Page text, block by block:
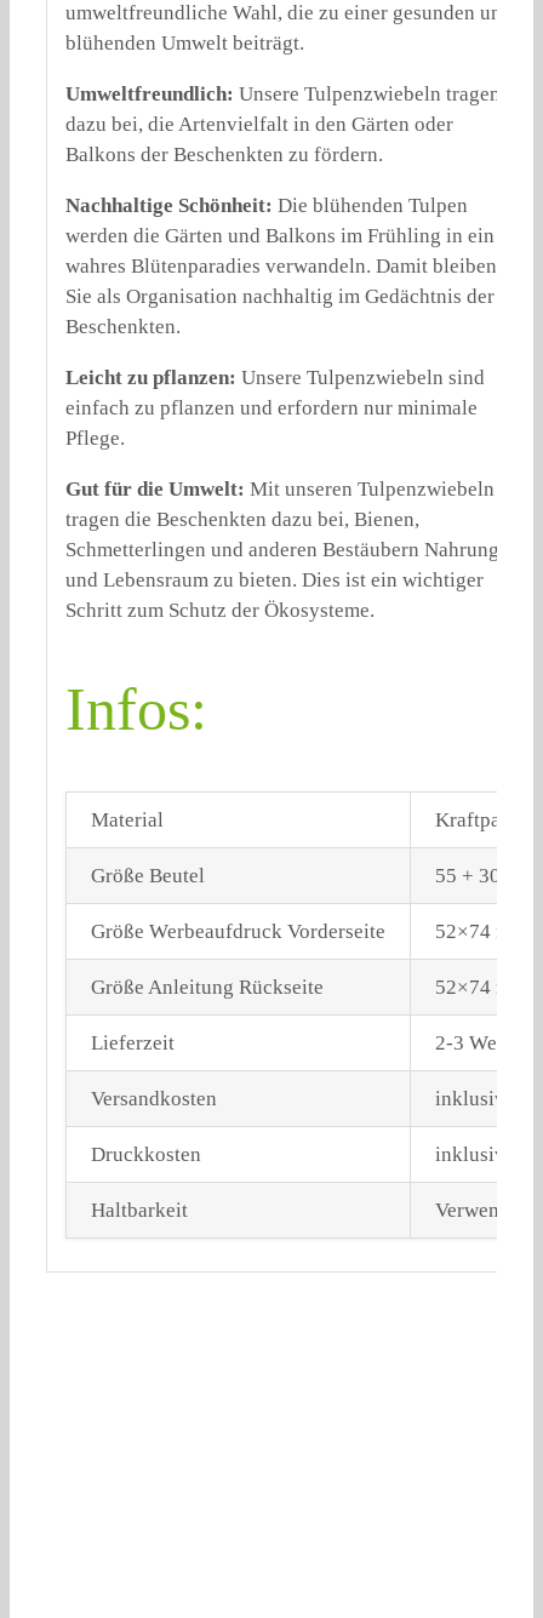
umweltfreundliche Wahl, die zu einer gesunden und
blühenden Umwelt beiträgt.
Umweltfreundlich: Unsere Tulpenzwiebeln tragen
dazu bei, die Artenvielfalt in den Gärten oder
Balkons der Beschenkten zu fördern.
Nachhaltige Schönheit: Die blühenden Tulpen
werden die Gärten und Balkons im Frühling in ein
wahres Blütenparadies verwandeln. Damit bleiben
Sie als Organisation nachhaltig im Gedächtnis der
Beschenkten.
Leicht zu pflanzen: Unsere Tulpenzwiebeln sind
einfach zu pflanzen und erfordern nur minimale
Pflege.
Gut für die Umwelt: Mit unseren Tulpenzwiebeln
tragen die Beschenkten dazu bei, Bienen,
Schmetterlingen und anderen Bestäubern Nahrung
und Lebensraum zu bieten. Dies ist ein wichtiger
Schritt zum Schutz der Ökosysteme.
Infos:
Material Kraftpapier
Größe Beutel 55 + 30 x
Größe Werbeaufdruck Vorderseite 52×74 mm
Größe Anleitung Rückseite 52×74 mm
Lieferzeit 2-3
Versandkosten inklusive
Druckkosten inklusive
Haltbarkeit